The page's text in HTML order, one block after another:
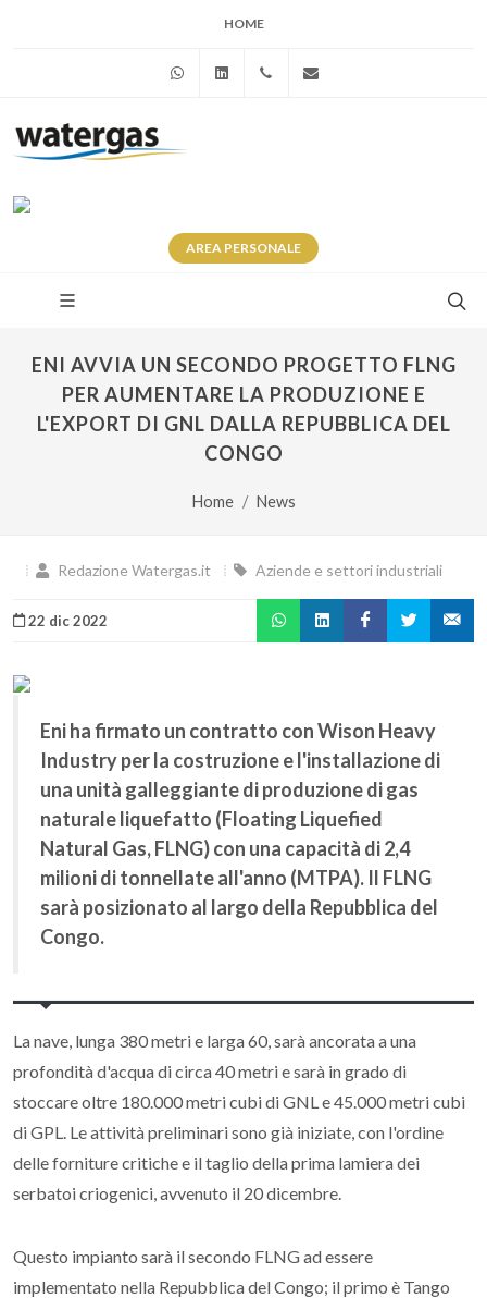
HOME
WhatsAppLinkedin+39 345 281 0246
AREA PERSONALE
ENI AVVIA UN SECONDO PROGETTO FLNG
PER AUMENTARE LA PRODUZIONE E
L'EXPORT DI GNL DALLA REPUBBLICA DEL
CONGO
Home News
Redazione Watergas.it Aziende e settori industriali
22 dic 2022
Eni ha firmato un contratto con Wison Heavy
Industry per la costruzione e l'installazione di
una unità galleggiante di produzione di gas
naturale liquefatto (Floating Liquefied
Natural Gas, FLNG) con una capacità di 2,4
milioni di tonnellate all'anno (MTPA). Il FLNG
sarà posizionato al largo della Repubblica del
Congo.
La nave, lunga 380 metri e larga 60, sarà ancorata a una
profondità d'acqua di circa 40 metri e sarà in grado di
stoccare oltre 180.000 metri cubi di GNL e 45.000 metri cubi
di GPL. Le attività preliminari sono già iniziate, con l'ordine
delle forniture critiche e il taglio della prima lamiera dei
serbatoi criogenici, avvenuto il 20 dicembre.
Questo impianto sarà il secondo FLNG ad essere
implementato nella Repubblica del Congo; il primo è Tango